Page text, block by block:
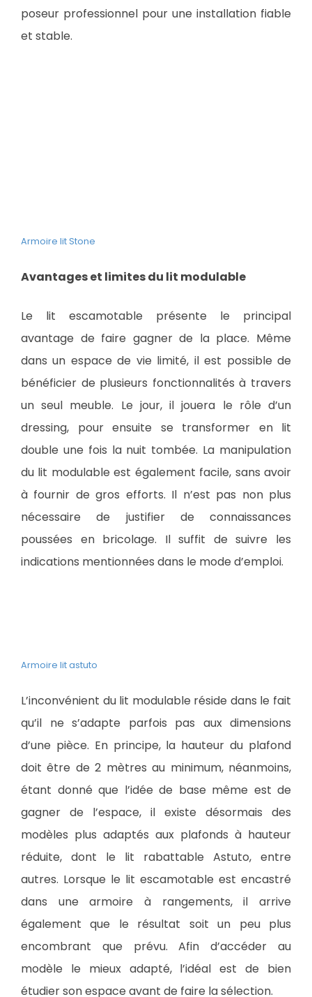
poseur professionnel pour une installation fiable
et stable.
Armoire lit Stone
Avantages et limites du lit modulable
Le lit escamotable présente le principal
avantage de faire gagner de la place. Même
dans un espace de vie limité, il est possible de
bénéficier de plusieurs fonctionnalités à travers
un seul meuble. Le jour, il jouera le rôle d’un
dressing, pour ensuite se transformer en lit
double une fois la nuit tombée. La manipulation
du lit modulable est également facile, sans avoir
à fournir de gros efforts. Il n’est pas non plus
nécessaire de justifier de connaissances
poussées en bricolage. Il suffit de suivre les
indications mentionnées dans le mode d’emploi.
Armoire lit astuto
L’inconvénient du lit modulable réside dans le fait
qu’il ne s’adapte parfois pas aux dimensions
d’une pièce. En principe, la hauteur du plafond
doit être de 2 mètres au minimum, néanmoins,
étant donné que l’idée de base même est de
gagner de l’espace, il existe désormais des
modèles plus adaptés aux plafonds à hauteur
réduite, dont le lit rabattable Astuto, entre
autres. Lorsque le lit escamotable est encastré
dans une armoire à rangements, il arrive
également que le résultat soit un peu plus
encombrant que prévu. Afin d’accéder au
modèle le mieux adapté, l’idéal est de bien
étudier son espace avant de faire la sélection.